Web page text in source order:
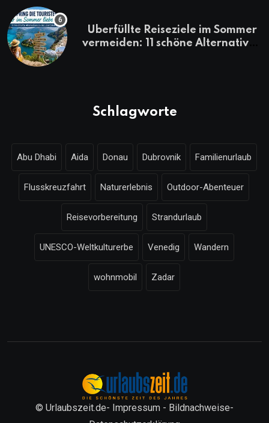
Überfüllte Reiseziele im Sommer
vermeiden: 11 schöne Alternativen
Schlagworte
Abu Dhabi Aida Donau Dubrovnik Familienurlaub
Flusskreuzfahrt Naturerlebnis Outdoor-Abenteuer
Reisevorbereitung Strandurlaub
UNESCO-Weltkulturerbe Venedig Wandern
wohnmobil Zadar
© Urlaubszeit.de- Impressum - Bildnachweise-